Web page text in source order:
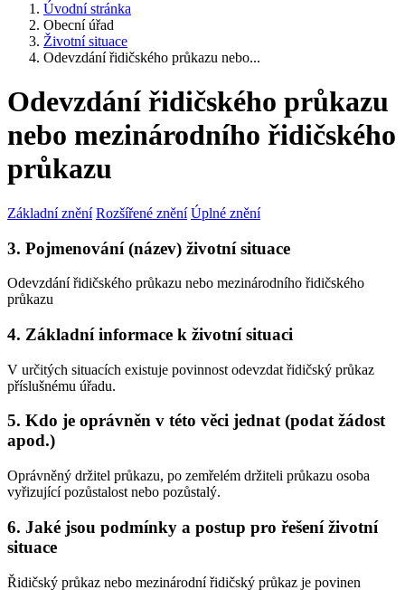
Úvodní stránka
Obecní úřad
Životní situace
Odevzdání řidičského průkazu nebo...
Odevzdání řidičského průkazu
nebo mezinárodního řidičského
průkazu
Základní znění Rozšířené znění Úplné znění
3. Pojmenování (název) životní situace
Odevzdání řidičského průkazu nebo mezinárodního řidičského
průkazu
4. Základní informace k životní situaci
V určitých situacích existuje povinnost odevzdat řidičský průkaz
příslušnému úřadu.
5. Kdo je oprávněn v této věci jednat (podat žádost
apod.)
Oprávněný držitel průkazu, po zemřelém držiteli průkazu osoba
vyřizující pozůstalost nebo pozůstalý.
6. Jaké jsou podmínky a postup pro řešení životní
situace
Řidičský průkaz nebo mezinárodní řidičský průkaz je povinen